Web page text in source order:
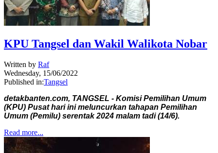
KPU Tangsel dan Wakil Walikota Nobar
Written by Raf
Wednesday, 15/06/2022
Published in:Tangsel
detakbanten.com, TANGSEL - Komisi Pemilihan Umum
(KPU) Pusat hari ini meluncurkan tahapan Pemilihan
Umum (Pemilu) serentak 2024 malam tadi (14/6).
Read more...